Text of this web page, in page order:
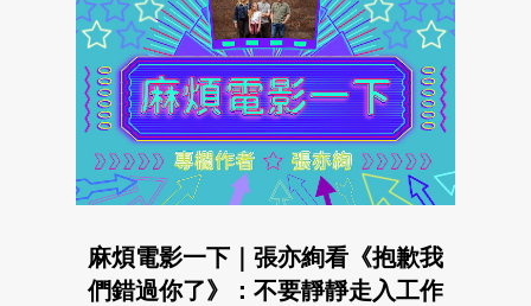
麻煩電影一下｜張亦絢看《抱歉我
們錯過你了》：不要靜靜走入工作